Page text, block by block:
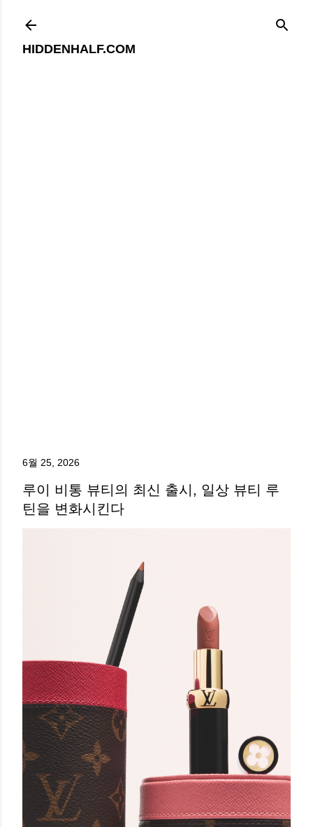
HIDDENHALF.COM
6월 25, 2026
루이 비통 뷰티의 최신 출시, 일상 뷰티 루
틴을 변화시킨다